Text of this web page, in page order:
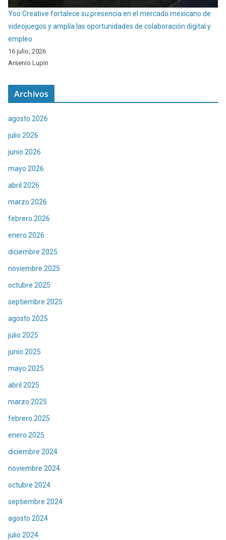
Yoo Creative fortalece su presencia en el mercado mexicano de
videojuegos y amplía las oportunidades de colaboración digital y
empleo
16 julio, 2026
Arsenio Lupin
Archivos
agosto 2026
julio 2026
junio 2026
mayo 2026
abril 2026
marzo 2026
febrero 2026
enero 2026
diciembre 2025
noviembre 2025
octubre 2025
septiembre 2025
agosto 2025
julio 2025
junio 2025
mayo 2025
abril 2025
marzo 2025
febrero 2025
enero 2025
diciembre 2024
noviembre 2024
octubre 2024
septiembre 2024
agosto 2024
julio 2024